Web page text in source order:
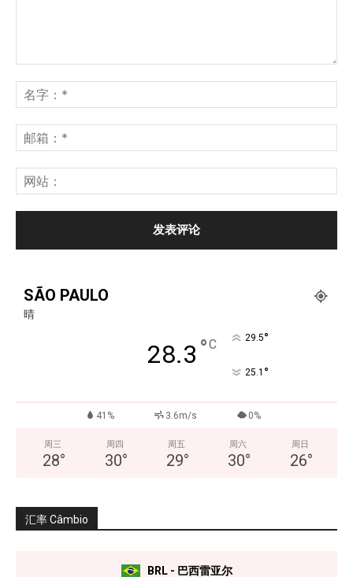
SÃO PAULO
晴
28.3 °C 29.5°
25.1 °
41% 3.6m/s 0%
周三
28°
周四
30°
周五
29°
周六
30°
周日
26°
汇率 Câmbio
BRL - 巴西雷亚尔